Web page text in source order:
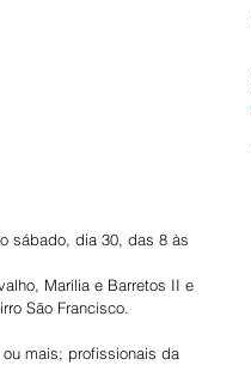
sábado, dia 30, das 8 às
Marília e Barretos II e
São Francisco.
mais; profissionais da